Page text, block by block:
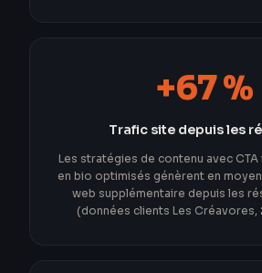
+67 %
Trafic site depuis les
Les stratégies de contenu avec
en bio optimisés génèrent en
web supplémentaire depuis les
(données clients Les